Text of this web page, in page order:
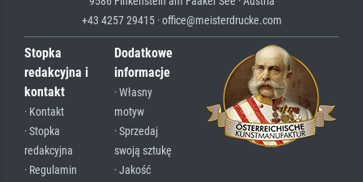
+43 4257 29415 · office@meisterdrucke.com
Stopka
redakcyjna i
kontakt
· Kontakt
· Stopka
redakcyjna
· Regulamin
Dodatkowe
informacje
· Własny
motyw
· Sprzedaj
swoją sztukę
· Jakość